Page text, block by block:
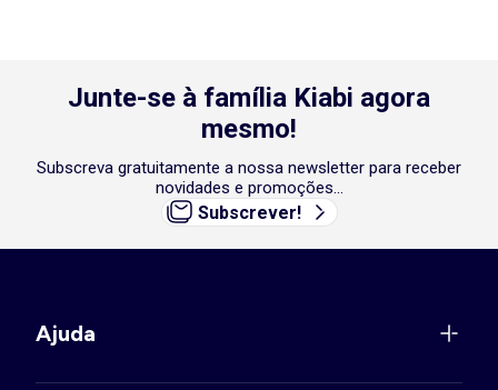
Junte-se à família Kiabi agora
mesmo!
Subscreva gratuitamente a nossa newsletter para receber
novidades e promoções...
Subscrever!
Ajuda